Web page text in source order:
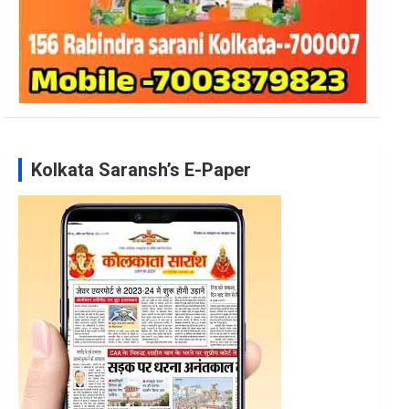
Kolkata Saransh’s E-Paper